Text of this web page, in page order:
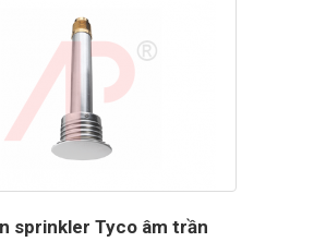
sprinkler Tyco âm trần